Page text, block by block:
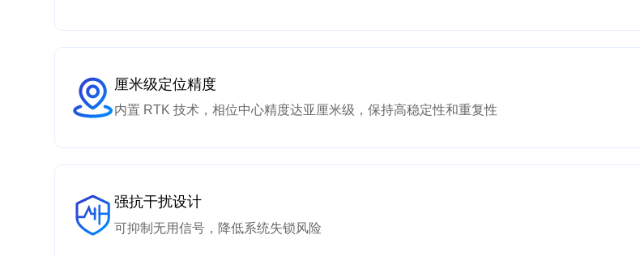
厘米级定位精度
内置 RTK 技术，相位中心精度达亚厘米级，保持高稳定性和重复性
强抗干扰设计
可抑制无用信号，降低系统失锁风险